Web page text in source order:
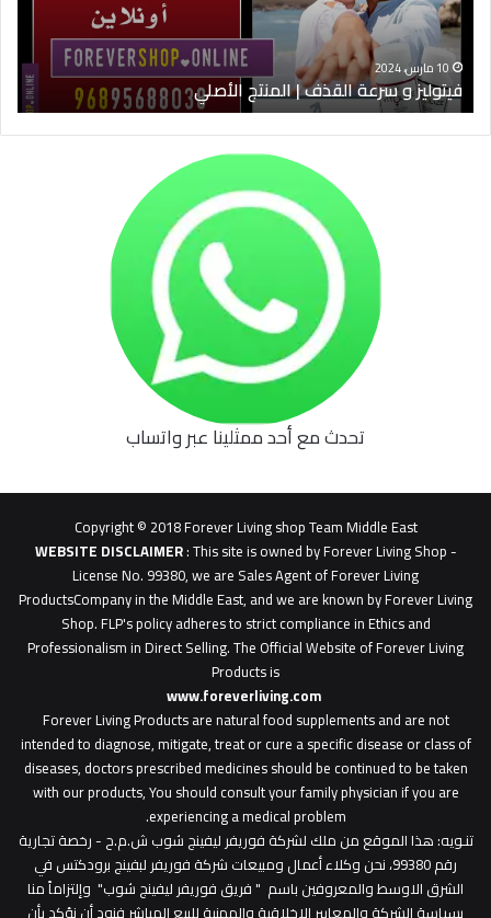
الأصلي
10 مارس، 2024
فيتوليز و سرعة القذف | المنتج الأصلي
تحدث مع أحد ممثلينا عبر واتساب
Copyright © 2018 Forever Living shop Team Middle East
WEBSITE DISCLAIMER: This site is owned by Forever Living Shop -
License No. 99380, we are Sales Agent of Forever Living
ProductsCompany in the Middle East, and we are known by Forever Living
Shop. FLP's policy adheres to strict compliance in Ethics and
Professionalism in Direct Selling. The Official Website of Forever Living
Products is
www.foreverliving.com
Forever Living Products are natural food supplements and are not
intended to diagnose, mitigate, treat or cure a specific disease or class of
diseases, doctors prescribed medicines should be continued to be taken
with our products, You should consult your family physician if you are
experiencing a medical problem.
تنـويه: هذا الموقع من ملك لشركة فوريفر ليفينج شوب ش.م.ح - رخصة تجارية
رقم 99380، نحن وكلاء أعمال ومبيعات شركة فوريفر لبفينج برودكتس في
الشرق الاوسط والمعروفين باسم " فريق فوريفر ليفينج شوب" وإلتزاماً منا